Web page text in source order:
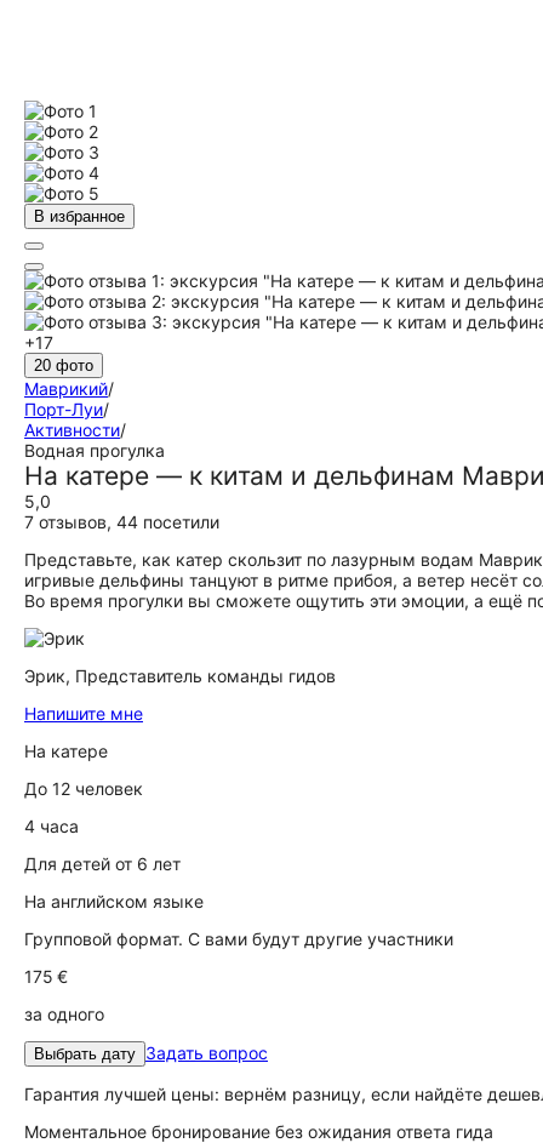
В избранное
+17
20 фото
Маврикий/
Порт-Луи/
Активности/
Водная прогулка
На катере — к китам и дельфинам
5,0
7 отзывов, 44 посетили
Представьте, как катер скользит по лазурным водам
игривые дельфины танцуют в ритме прибоя, а ветер несёт
Во время прогулки вы сможете ощутить эти эмоции, а ещё
Эрик, Представитель команды гидов
Напишите мне
На катере
До 12 человек
4 часа
Для детей от 6 лет
На английском языке
Групповой формат. С вами будут другие участники
175 €
за одного
Выбрать дату Задать вопрос
Гарантия лучшей цены: вернём разницу, если найдёте
Моментальное бронирование без ожидания ответа гида